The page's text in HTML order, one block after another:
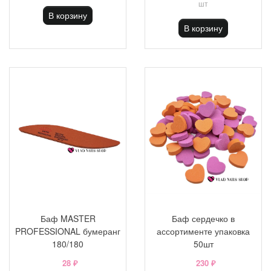
В корзину
шт
В корзину
Баф MASTER
PROFESSIONAL бумеранг
180/180
28 ₽
Баф сердечко в
ассортименте упаковка
50шт
230 ₽